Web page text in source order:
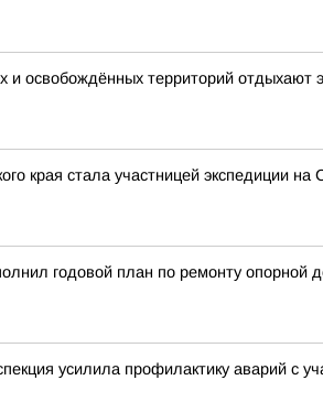
и освобождённых территорий отдыхают
края стала участницей экспедиции
годовой план по ремонту опорной
усилила профилактику аварий с